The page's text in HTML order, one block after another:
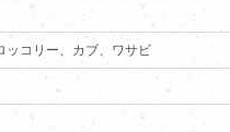
ッコリー、カブ、ワサビ